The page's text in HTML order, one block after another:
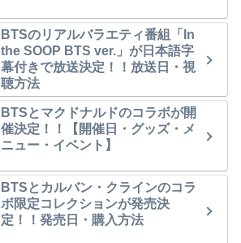
BTSのリアルバラエティ番組「In
the SOOP BTS ver.」が日本語字
幕付きで放送決定！！放送日・視
聴方法
BTSとマクドナルドのコラボが開
催決定！！【開催日・グッズ・メ
ニュー・イベント】
BTSとカルバン・クラインのコラ
ボ限定コレクションが発売決
定！！発売日・購入方法